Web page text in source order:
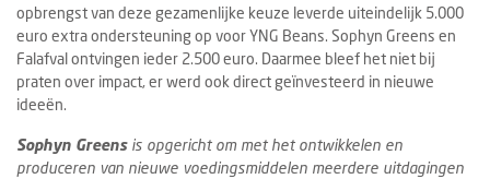
opbrengst van deze gezamenlijke keuze leverde uiteindelijk 5.000
euro extra ondersteuning op voor YNG Beans. Sophyn Greens en
Falafval ontvingen ieder 2.500 euro. Daarmee bleef het niet bij
praten over impact, er werd ook direct geïnvesteerd in nieuwe
ideeën.
Sophyn Greensis opgericht om met het ontwikkelen en
produceren van nieuwe voedingsmiddelen meerdere uitdagingen